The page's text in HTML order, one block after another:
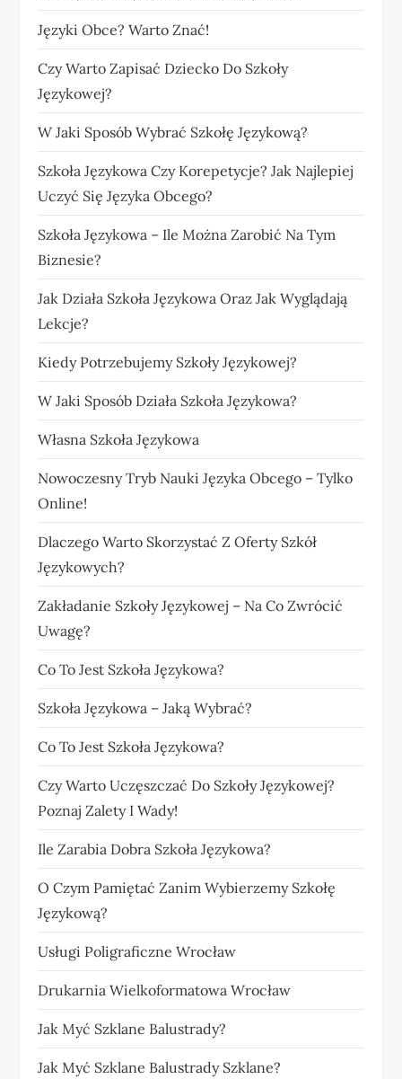
Języki Obce? Warto Znać!
Czy Warto Zapisać Dziecko Do Szkoły
Językowej?
W Jaki Sposób Wybrać Szkołę Językową?
Szkoła Językowa Czy Korepetycje? Jak Najlepiej
Uczyć Się Języka Obcego?
Szkoła Językowa – Ile Można Zarobić Na Tym
Biznesie?
Jak Działa Szkoła Językowa Oraz Jak Wyglądają
Lekcje?
Kiedy Potrzebujemy Szkoły Językowej?
W Jaki Sposób Działa Szkoła Językowa?
Własna Szkoła Językowa
Nowoczesny Tryb Nauki Języka Obcego – Tylko
Online!
Dlaczego Warto Skorzystać Z Oferty Szkół
Językowych?
Zakładanie Szkoły Językowej – Na Co Zwrócić
Uwagę?
Co To Jest Szkoła Językowa?
Szkoła Językowa – Jaką Wybrać?
Co To Jest Szkoła Językowa?
Czy Warto Uczęszczać Do Szkoły Językowej?
Poznaj Zalety I Wady!
Ile Zarabia Dobra Szkoła Językowa?
O Czym Pamiętać Zanim Wybierzemy Szkołę
Językową?
Usługi Poligraficzne Wrocław
Drukarnia Wielkoformatowa Wrocław
Jak Myć Szklane Balustrady?
Jak Myć Szklane Balustrady Szklane?